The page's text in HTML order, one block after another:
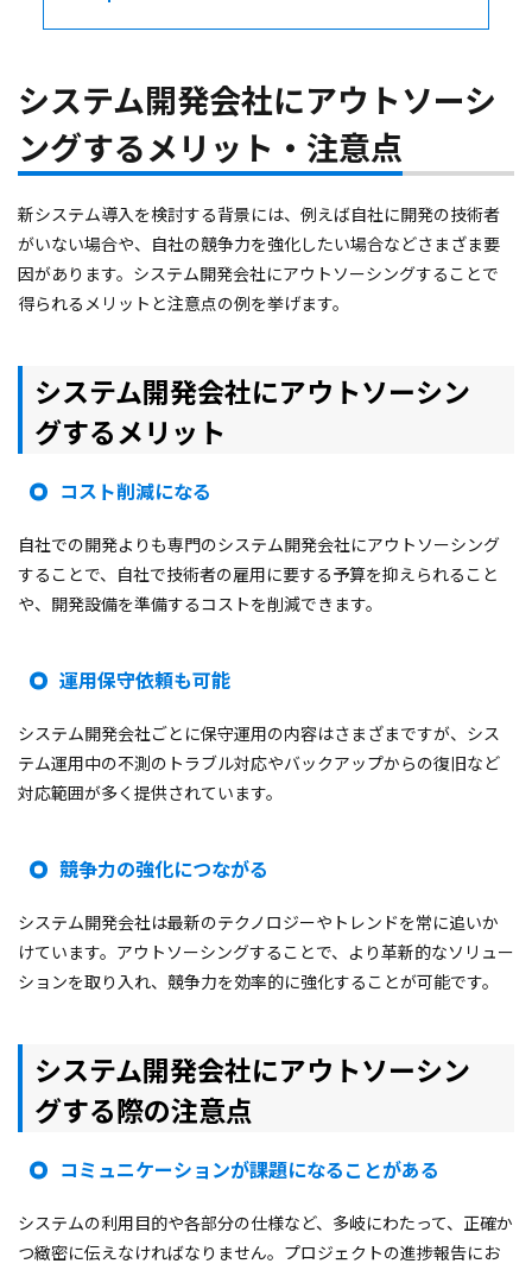
システム開発会社にアウトソーシ
ングするメリット・注意点
新システム導入を検討する背景には、例えば自社に開発の技術者
がいない場合や、自社の競争力を強化したい場合などさまざま要
因があります。システム開発会社にアウトソーシングすることで
得られるメリットと注意点の例を挙げます。
システム開発会社にアウトソーシン
グする メリット
コスト削減になる
自社での開発よりも専門のシステム開発会社にアウトソーシング
することで、自社で技術者の雇用に要する予算を抑えられること
や、開発設備を準備するコストを削減できます。
運用保守依頼も可能
システム開発会社ごとに保守運用の内容はさまざまですが、シス
テム運用中の不測のトラブル対応やバックアップからの復旧など
対応範囲が多く提供されています。
競争力の強化につながる
システム開発会社は最新のテクノロジーやトレンドを常に追いか
けています。アウトソーシングすることで、より革新的なソリュー
ションを取り入れ、競争力を効率的に強化することが可能です。
システム開発会社にアウトソーシン
グする際の注意点
コミュニケーションが課題になることがある
システムの利用目的や各部分の仕様など、多岐にわたって、正確か
つ緻密に伝えなければなりません。プロジェクトの進捗報告にお